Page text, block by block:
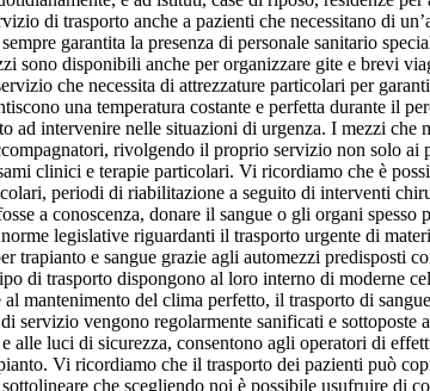
di trasporto anche a pazienti che necessitano di
garantita la presenza di personale sanitario
sono disponibili anche per organizzare gite e brevi
che necessita di attrezzature particolari per
una temperatura costante e perfetta durante il
ad intervenire nelle situazioni di urgenza. I mezzi che
rivolgendo il proprio servizio non solo ai
clinici e terapie particolari. Vi ricordiamo che è
periodi di riabilitazione a seguito di interventi
a conoscenza, donare il sangue o gli organi spesso
legislative riguardanti il trasporto urgente di
trapianto e sangue grazie agli automezzi predisposti
di trasporto dispongono al loro interno di moderne
mantenimento del clima perfetto, il trasporto di
servizio vengono regolarmente sanificati e sottoposte
luci di sicurezza, consentono agli operatori di
Vi ricordiamo che il trasporto dei pazienti può
che scegliendo noi è possibile usufruire di